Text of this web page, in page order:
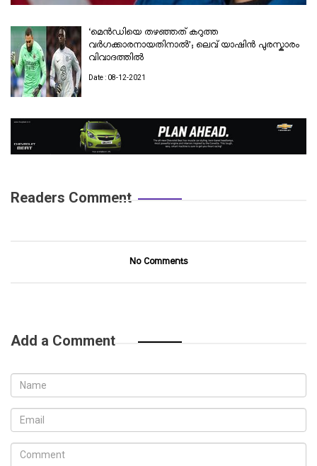
‘മെൻഡിയെ തഴഞ്ഞത് കറുത്ത
വർഗക്കാരനായതിനാൽ’; ലെവ് യാഷിൻ പുരസ്കാരം
വിവാദത്തിൽ
Date : 08-12-2021
Readers Comment
No Comments
Add a Comment